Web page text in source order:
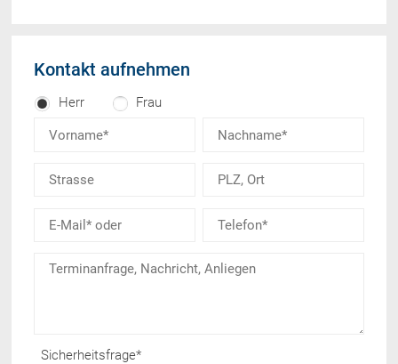
Kontakt aufnehmen
Herr Frau
Sicherheitsfrage*